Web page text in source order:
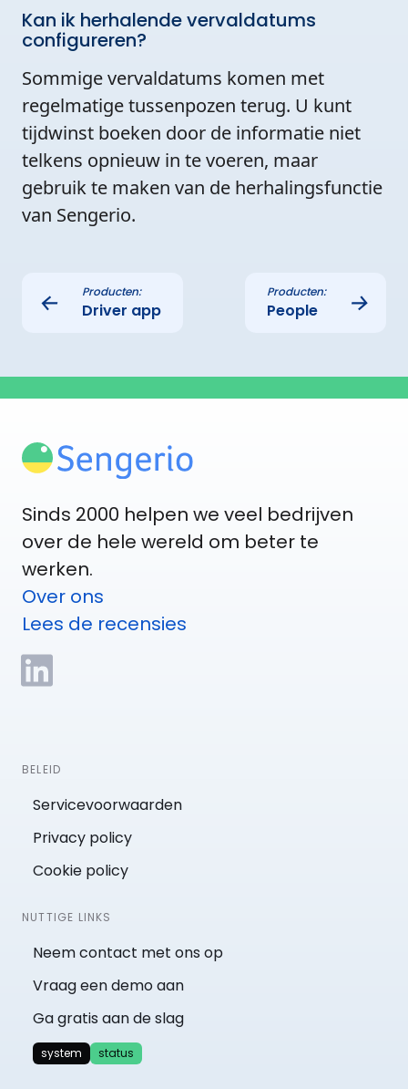
Kan ik herhalende vervaldatums
configureren?
Sommige vervaldatums komen met
regelmatige tussenpozen terug. U kunt
tijdwinst boeken door de informatie niet
telkens opnieuw in te voeren, maar
gebruik te maken van de herhalingsfunctie
van Sengerio.
← Producten:
Driver app
Producten:
People →
Sinds 2000 helpen we veel bedrijven
over de hele wereld om beter te
werken.
Over ons
Lees de recensies
BELEID
Servicevoorwaarden
Privacy policy
Cookie policy
NUTTIGE LINKS
Neem contact met ons op
Vraag een demo aan
Ga gratis aan de slag
system status